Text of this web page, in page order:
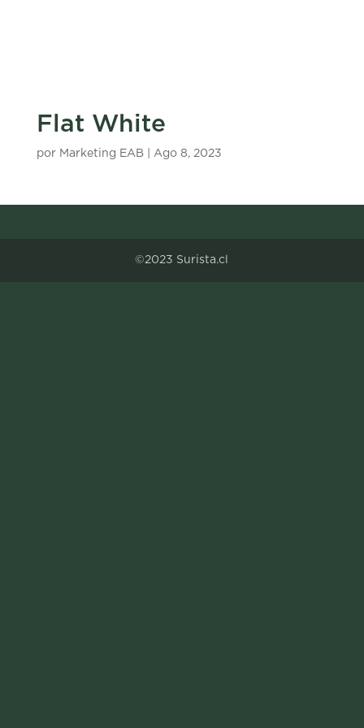
Flat White
por Marketing EAB| Ago 8, 2023
©2023 Surista.cl